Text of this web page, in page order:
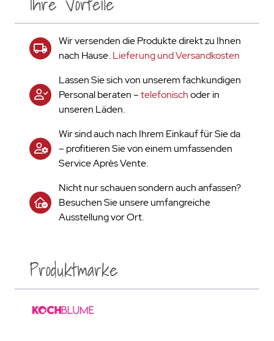
Wir versenden die Produkte direkt zu Ihnen
nach Hause. Lieferung und Versandkosten
Lassen Sie sich von unserem fachkundigen
Personal beraten –telefonischoder in
unseren Läden.
Wir sind auch nach Ihrem Einkauf für Sie da
– profitieren Sie von einem umfassenden
Service Après Vente.
Nicht nur schauen sondern auch anfassen?
Besuchen Sie unsere umfangreiche
Ausstellung vor Ort.
Produktmarke